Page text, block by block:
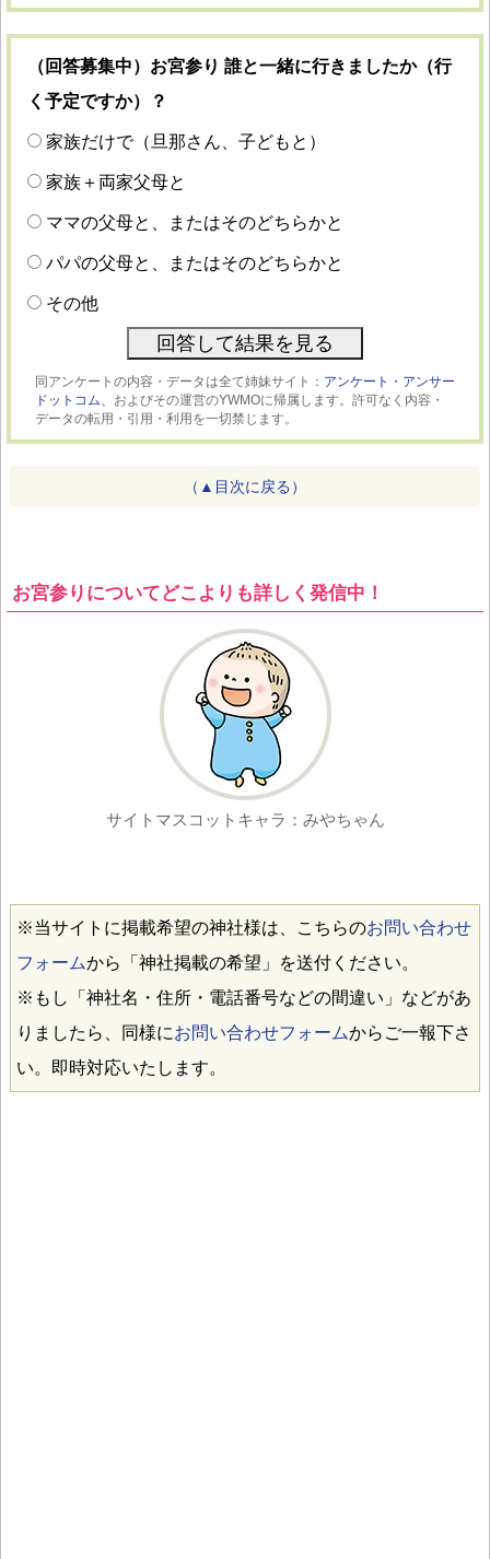
（回答募集中）お宮参り 誰と一緒に行きましたか（行
く予定ですか）？
家族だけで（旦那さん、子どもと）
家族＋両家父母と
ママの父母と、またはそのどちらかと
パパの父母と、またはそのどちらかと
その他
同アンケートの内容・データは全て姉妹サイト： アンケート・アンサー
ドットコム、 およびその運営のYWMOに帰属します。許可なく内容・
データの転用・引用・利用を一切禁じます。
（▲目次に戻る）
お宮参りについてどこよりも詳しく発信中！
サイトマスコットキャラ：みやちゃん
※当サイトに掲載希望の神社様は、こちらのお問い合わせ
フォームから「神社掲載の希望」を送付ください。
※もし「神社名・住所・電話番号などの間違い」などがあ
りましたら、同様にお問い合わせフォームからご一報下さ
い。即時対応いたします。